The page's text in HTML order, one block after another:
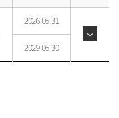
2026.05.31
2029.05.30